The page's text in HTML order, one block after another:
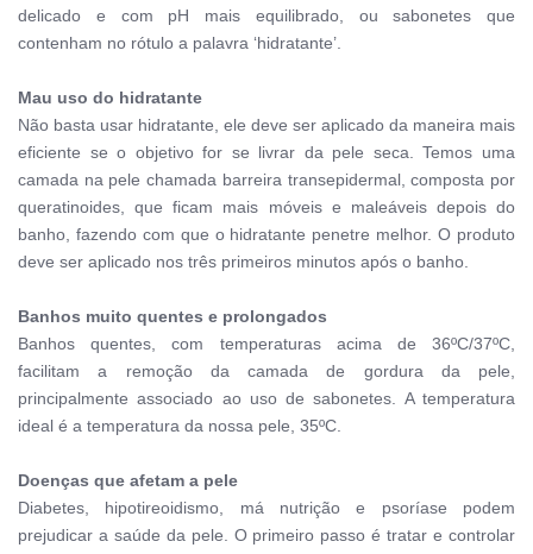
delicado e com pH mais equilibrado, ou sabonetes que
contenham no rótulo a palavra ‘hidratante’.
Mau uso do hidratante
Não basta usar hidratante, ele deve ser aplicado da maneira mais
eficiente se o objetivo for se livrar da pele seca. Temos uma
camada na pele chamada barreira transepidermal, composta por
queratinoides, que ficam mais móveis e maleáveis depois do
banho, fazendo com que o hidratante penetre melhor. O produto
deve ser aplicado nos três primeiros minutos após o banho.
Banhos muito quentes e prolongados
Banhos quentes, com temperaturas acima de 36ºC/37ºC,
facilitam a remoção da camada de gordura da pele,
principalmente associado ao uso de sabonetes. A temperatura
ideal é a temperatura da nossa pele, 35ºC.
Doenças que afetam a pele
Diabetes, hipotireoidismo, má nutrição e psoríase podem
prejudicar a saúde da pele. O primeiro passo é tratar e controlar